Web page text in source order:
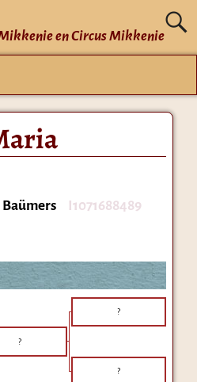
en Circus Mikkenie
I1071688489
?
?
?